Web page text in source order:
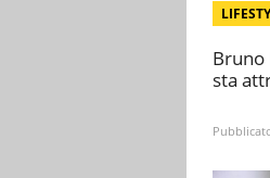
Bruno
sta